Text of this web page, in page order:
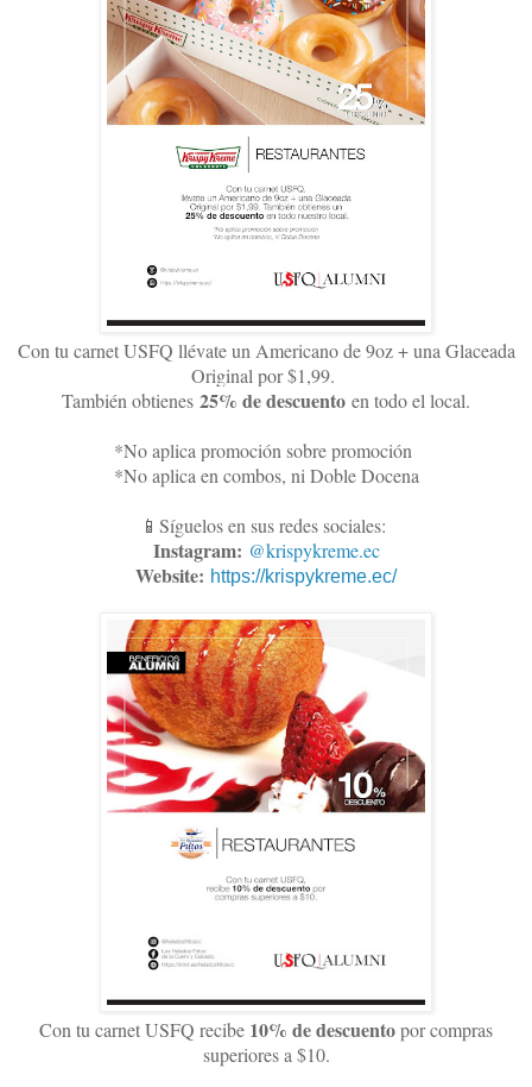
Con tu carnet USFQ llévate un Americano de 9oz + una Glaceada
Original por $1,99.
También obtienes 25% de descuento en todo el local.
*No aplica promoción sobre promoción
*No aplica en combos, ni Doble Docena
📱Síguelos en sus redes sociales:
Instagram: @krispykreme.ec
Website: https://krispykreme.ec/
Con tu carnet USFQ recibe 10% de descuentopor compras
superiores a $10.